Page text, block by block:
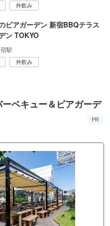
外飲み
ビアガーデン 新宿BBQテラス
ン TOKYO
駅
外飲み
ベキュー＆ビアガーデ
PR